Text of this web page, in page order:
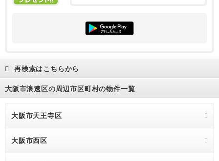
再検索はこちらから
大阪市浪速区の周辺市区町村の物件一覧
大阪市天王寺区
大阪市西区